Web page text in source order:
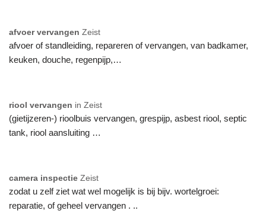
afvoer vervangen Zeist
afvoer of standleiding, repareren of vervangen, van badkamer,
keuken, douche, regenpijp,…
riool vervangen in Zeist
(gietijzeren-) rioolbuis vervangen, grespijp, asbest riool, septic
tank, riool aansluiting …
camera inspectie Zeist
zodat u zelf ziet wat wel mogelijk is bij bijv. wortelgroei:
reparatie, of geheel vervangen . ..